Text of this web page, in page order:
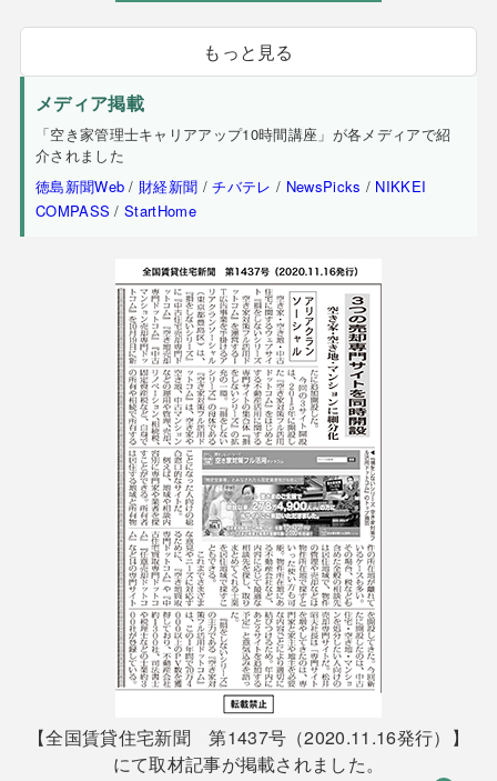
もっと見る
メディア掲載
「空き家管理士キャリアアップ10時間講座」が各メディアで紹
介されました
徳島新聞Web / 財経新聞 /チバテレ / NewsPicks / NIKKEI
COMPASS /StartHome
【全国賃貸住宅新聞 第1437号（2020.11.16発行）】
にて取材記事が掲載されました。